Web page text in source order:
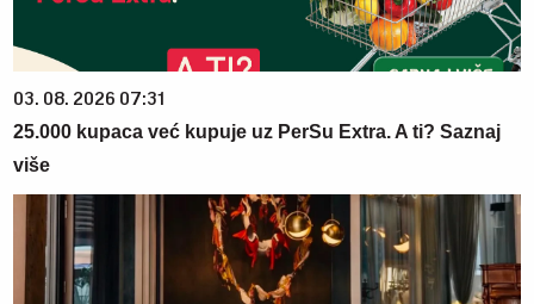
03. 08. 2026 07:31
25.000 kupaca već kupuje uz PerSu Extra. A ti? Saznaj
više